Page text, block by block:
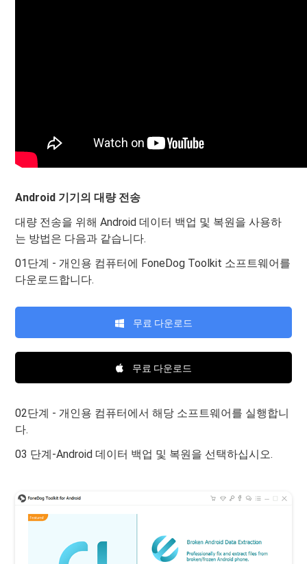
Android 기기의 대량 전송
대량 전송을 위해 Android 데이터 백업 및 복원을 사용하
는 방법은 다음과 같습니다.
01단계 - 개인용 컴퓨터에 FoneDog Toolkit 소프트웨어를
다운로드합니다.
무료 다운로드
무료 다운로드
02단계 - 개인용 컴퓨터에서 해당 소프트웨어를 실행합니
다.
03 단계-Android 데이터 백업 및 복원을 선택하십시오.